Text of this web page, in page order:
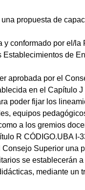
propuesta de
conformado por el/la
de
aprobada por el
en el Capítulo J
poder fijar los
equipos
a los gremios
R CÓDIGO.UBA I-
Superior una
se establecerán
mediante un